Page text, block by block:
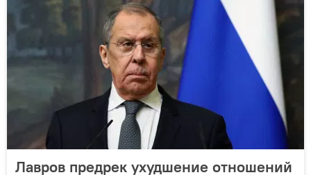
Лавров предрек ухудшение отношений